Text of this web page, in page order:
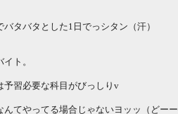
バタバタとした1日でっシタン（汗）
ト。
予習必要な科目がびっしりv
んてやってる場合じゃないヨッッ（どー